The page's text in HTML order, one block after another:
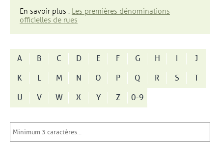
En savoir plus : Les premières dénominations
officielles de rues
A B C D E F G H I
J
K
L M N O P Q R S
T
U
V W X Y Z 0-9